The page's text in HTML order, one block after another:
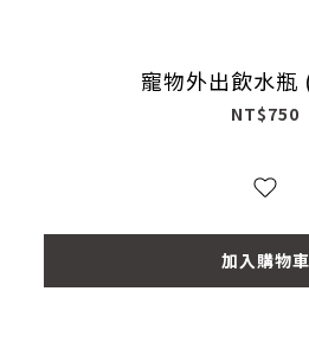
寵物外出飲水
NT$750
加入購物車